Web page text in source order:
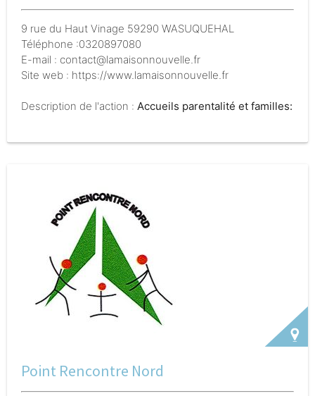
9 rue du Haut Vinage 59290 WASUQUEHAL
Téléphone :0320897080
E-mail : contact@lamaisonnouvelle.fr
Site web : https://www.lamaisonnouvelle.fr
Description de l'action : Accueils parentalité et familles:
parentalité, d'aidants à la fonction parentale dans nos
cafés seniors. Les parents sont au cœur de notre
projet associatif et nous vous joignons la plaquette de
l'association pour une présentation plus complète.
Point Rencontre Nord